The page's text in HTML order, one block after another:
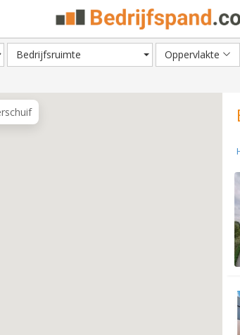
Bedrijfsruimte Oppervlakte